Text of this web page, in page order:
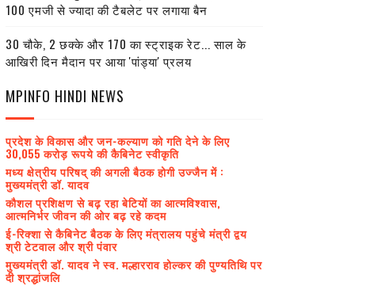
100 एमजी से ज्यादा की टैबलेट पर लगाया बैन
30 चौके, 2 छक्के और 170 का स्ट्राइक रेट... साल के
आखिरी दिन मैदान पर आया 'पांड्या' प्रलय
MPINFO HINDI NEWS
प्रदेश के विकास और जन-कल्याण को गति देने के लिए
30,055 करोड़ रूपये की कैबिनेट स्वीकृति
मध्य क्षेत्रीय परिषद् की अगली बैठक होगी उज्जैन में :
मुख्यमंत्री डॉ. यादव
कौशल प्रशिक्षण से बढ़ रहा बेटियों का आत्मविश्वास,
आत्मनिर्भर जीवन की ओर बढ़ रहे कदम
ई-रिक्शा से कैबिनेट बैठक के लिए मंत्रालय पहुंचे मंत्री द्वय
श्री टेटवाल और श्री पंवार
मुख्यमंत्री डॉ. यादव ने स्व. मल्हारराव होल्कर की पुण्यतिथि पर
दी श्रद्धांजलि